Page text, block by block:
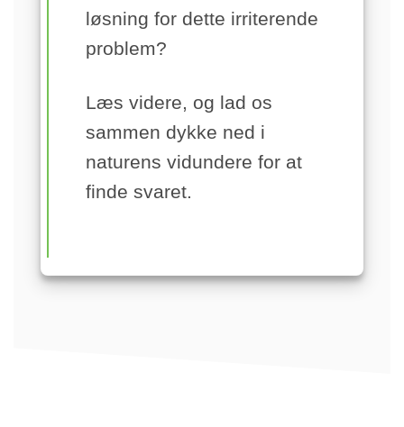
løsning for dette irriterende
problem?
Læs videre, og lad os
sammen dykke ned i
naturens vidundere for at
finde svaret.